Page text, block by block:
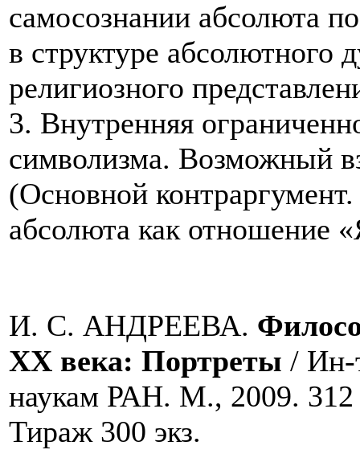
самосознании абсолюта
в структуре
религиозного
3. Внутренняя
символизма. Возможный
(Основной
абсолюта как отношение
И. С. АНДРЕЕВА.
ХХ века: Портреты / Ин-
наукам РАН. М., 2009.
Тираж 300 экз.